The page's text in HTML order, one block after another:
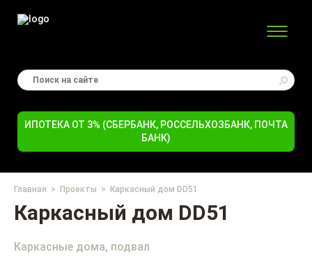
ИПОТЕКА ОТ 3% (СБЕРБАНК, РОССЕЛЬХОЗБАНК, ПОЧТА
БАНК)
Главная Проекты Каркасный дом DD51
Каркасный дом DD51
Каркасные дома, подвал